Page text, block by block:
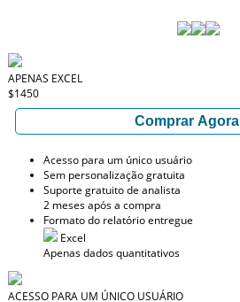
APENAS EXCEL
$1450
Comprar Agora
Acesso para um único usuário
Sem personalização gratuita
Suporte gratuito de analista
2 meses após a compra
Formato do relatório entregue
Excel
Apenas dados quantitativos
ACESSO PARA UM ÚNICO USUÁRIO